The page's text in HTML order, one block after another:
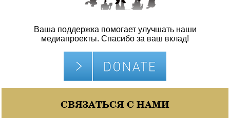
Ваша поддержка помогает улучшать наши
медиапроекты. Спасибо за ваш вклад!
СВЯЗАТЬСЯ С НАМИ